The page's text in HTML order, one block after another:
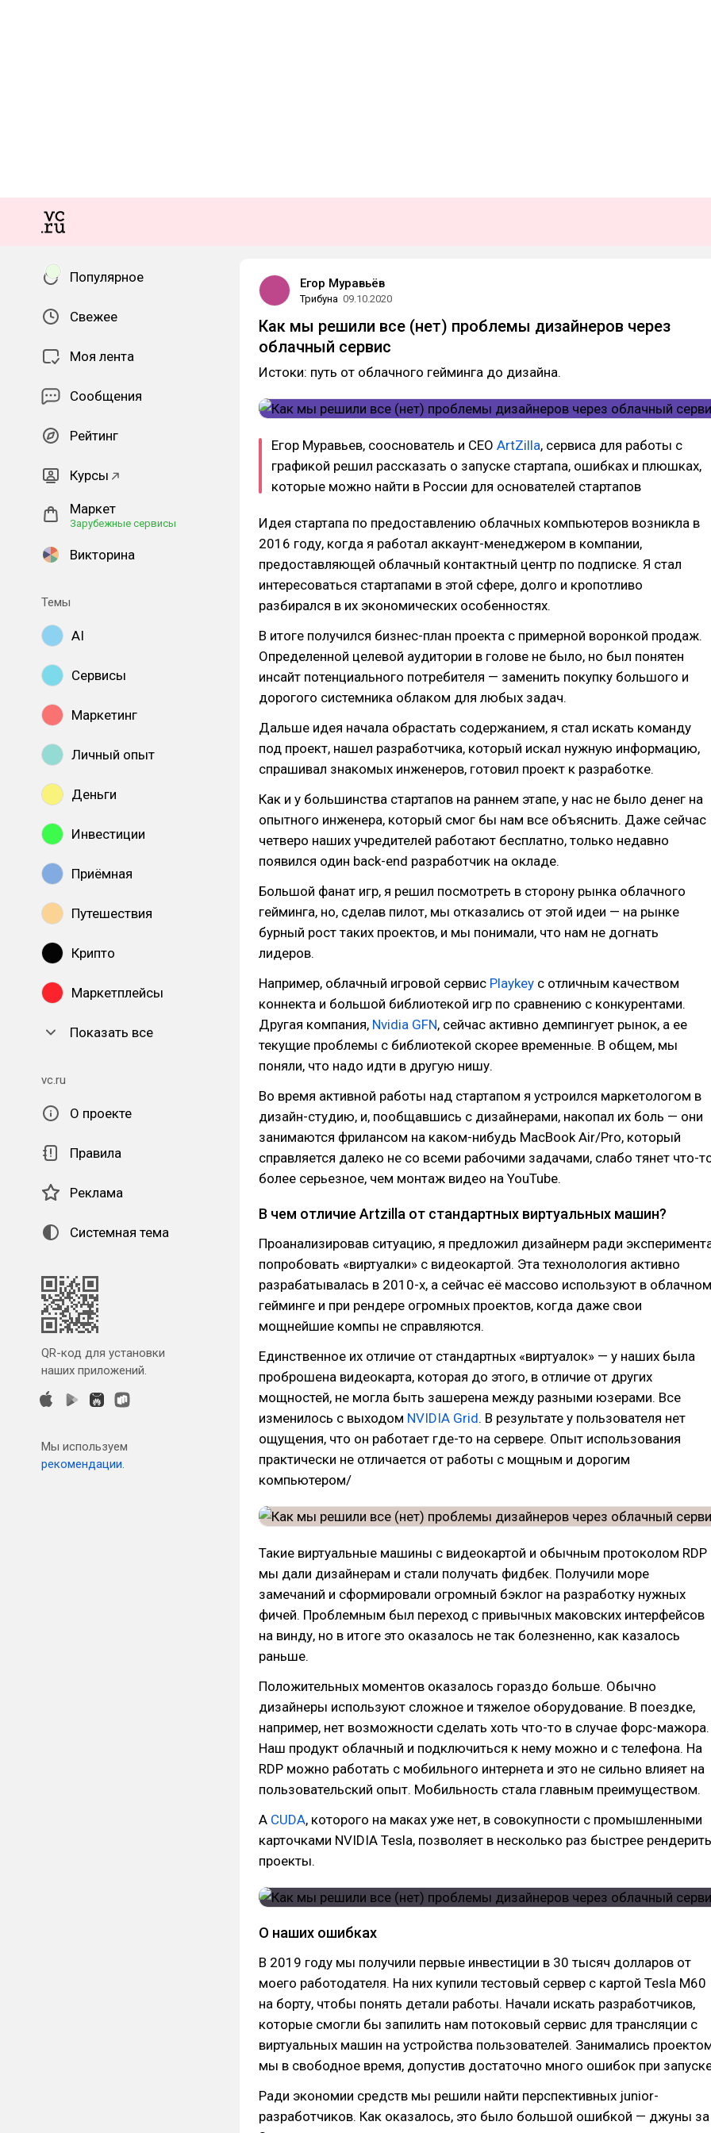
Популярное
Свежее
Моя лента
Сообщения
Рейтинг
Курсы
Маркет
Зарубежные сервисы
Викторина
Темы
AI
Сервисы
Маркетинг
Личный опыт
Деньги
Инвестиции
Приёмная
Путешествия
Крипто
Маркетплейсы
Показать все
vc.ru
О проекте
Правила
Реклама
Системная тема
QR-код для установки
наших приложений.
Мы используем
рекомендации.
Егор Муравьёв
Трибуна 09.10.2020
Как мы решили все (нет) проблемы дизайнеров через
облачный сервис
Истоки: путь от облачного гейминга до дизайна.
Егор Муравьев, сооснователь и CEO ArtZilla, сервиса для работы с
графикой решил рассказать о запуске стартапа, ошибках и плюшках,
которые можно найти в России для основателей стартапов
Идея стартапа по предоставлению облачных компьютеров возникла в
2016 году, когда я работал аккаунт-менеджером в компании,
предоставляющей облачный контактный центр по подписке. Я стал
интересоваться стартапами в этой сфере, долго и кропотливо
разбирался в их экономических особенностях.
В итоге получился бизнес-план проекта с примерной воронкой продаж.
Определенной целевой аудитории в голове не было, но был понятен
инсайт потенциального потребителя — заменить покупку большого и
дорогого системника облаком для любых задач.
Дальше идея начала обрастать содержанием, я стал искать команду
под проект, нашел разработчика, который искал нужную информацию,
спрашивал знакомых инженеров, готовил проект к разработке.
Как и у большинства стартапов на раннем этапе, у нас не было денег на
опытного инженера, который смог бы нам все объяснить. Даже сейчас
четверо наших учредителей работают бесплатно, только недавно
появился один back-end разработчик на окладе.
Большой фанат игр, я решил посмотреть в сторону рынка облачного
гейминга, но, сделав пилот, мы отказались от этой идеи — на рынке
бурный рост таких проектов, и мы понимали, что нам не догнать
лидеров.
Например, облачный игровой сервис Playkey с отличным качеством
коннекта и большой библиотекой игр по сравнению с конкурентами.
Другая компания, Nvidia GFN, сейчас активно демпингует рынок, а ее
текущие проблемы с библиотекой скорее временные. В общем, мы
поняли, что надо идти в другую нишу.
Во время активной работы над стартапом я устроился маркетологом в
дизайн-студию, и, пообщавшись с дизайнерами, накопал их боль ­— они
занимаются фрилансом на каком-нибудь MacBook Air/Pro, который
справляется далеко не со всеми рабочими задачами, слабо тянет что-
более серьезное, чем монтаж видео на YouTube.
В чем отличие Artzilla от стандартных виртуальных машин?
Проанализировав ситуацию, я предложил дизайнерм ради
попробовать «виртуалки» с видеокартой. Эта технолология активно
разрабатывалась в 2010-х, а сейчас её массово используют в облачном
гейминге и при рендере огромных проектов, когда даже свои
мощнейшие компы не справляются.
Единственное их отличие от стандартных «виртуалок» — у наших была
проброшена видеокарта, которая до этого, в отличие от других
мощностей, не могла быть зашерена между разными юзерами. Все
изменилось с выходом NVIDIA Grid. В результате у пользователя нет
ощущения, что он работает где-то на сервере. Опыт использования
практически не отличается от работы с мощным и дорогим
компьютером/
Такие виртуальные машины с видеокартой и обычным протоколом RDP
мы дали дизайнерам и стали получать фидбек. Получили море
замечаний и сформировали огромный бэклог на разработку нужных
фичей. Проблемным был переход с привычных маковских интерфейсов
на винду, но в итоге это оказалось не так болезненно, как казалось
раньше.
Положительных моментов оказалось гораздо больше. Обычно
дизайнеры используют сложное и тяжелое оборудование. В поездке,
например, нет возможности сделать хоть что-то в случае форс-мажора.
Наш продукт облачный и подключиться к нему можно и с телефона. На
RDP можно работать с мобильного интернета и это не сильно влияет на
пользовательский опыт. Мобильность стала главным преимуществом.
А CUDA, которого на маках уже нет, в совокупности с промышленными
карточками NVIDIA Tesla, позволяет в несколько раз быстрее рендерить
проекты.
О наших ошибках
В 2019 году мы получили первые инвестиции в 30 тысяч долларов от
моего работодателя. На них купили тестовый сервер с картой Tesla M60
на борту, чтобы понять детали работы. Начали искать разработчиков,
которые смогли бы запилить нам потоковый сервис для трансляции с
виртуальных машин на устройства пользователей. Занимались
мы в свободное время, допустив достаточно много ошибок при
Ради экономии средств мы решили найти перспективных junior-
разработчиков. Как оказалось, это было большой ошибкой — джуны за